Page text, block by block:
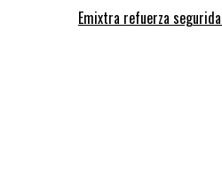
Emixtra refuerza